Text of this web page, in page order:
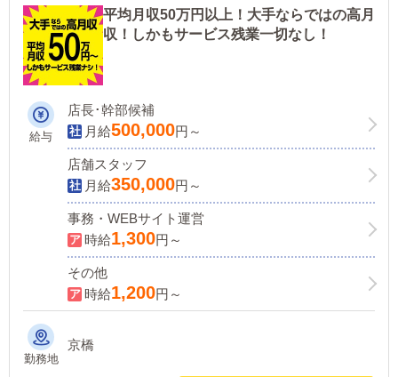
平均月収50万円以上！大手ならではの高月
収！しかもサービス残業一切なし！
給与
店長･幹部候補
月給500,000円～
店舗スタッフ
月給350,000円～
事務・WEBサイト運営
時給1,300円～
その他
時給1,200円～
勤務地
京橋